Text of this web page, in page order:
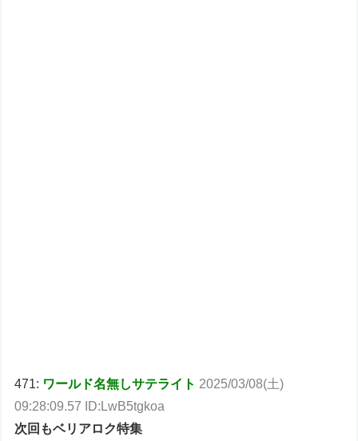
471: ワールド名無しサテライト 2025/03/08(土)
09:28:09.57 ID:LwB5tgkoa
次回もベリアロク特集